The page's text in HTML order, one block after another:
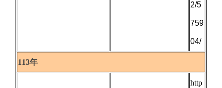
2/5
759
04/
113年
http